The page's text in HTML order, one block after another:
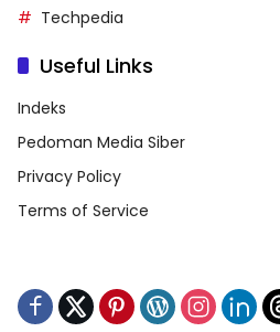
Techpedia
Useful Links
Indeks
Pedoman Media Siber
Privacy Policy
Terms of Service